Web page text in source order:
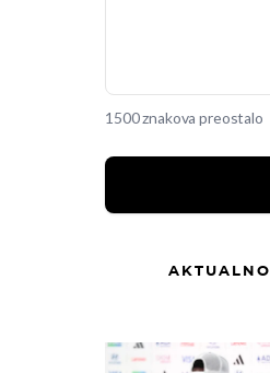
1500 znakova preostalo
AKTUALNO